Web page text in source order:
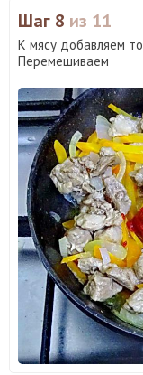
Шаг 8 из 11
К мясу добавляем
Перемешиваем